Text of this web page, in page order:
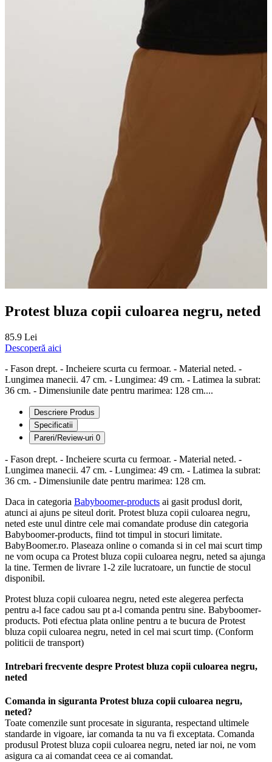
Protest bluza copii culoarea negru, neted
85.9 Lei
Descoperă aici
- Fason drept. - Incheiere scurta cu fermoar. - Material neted. -
Lungimea manecii. 47 cm. - Lungimea: 49 cm. - Latimea la subrat:
36 cm. - Dimensiunile date pentru marimea: 128 cm....
Descriere Produs
Specificatii
Pareri/Review-uri 0
- Fason drept. - Incheiere scurta cu fermoar. - Material neted. -
Lungimea manecii. 47 cm. - Lungimea: 49 cm. - Latimea la subrat:
36 cm. - Dimensiunile date pentru marimea: 128 cm.
Daca in categoria Babyboomer-products ai gasit produsl dorit,
atunci ai ajuns pe siteul dorit. Protest bluza copii culoarea negru,
neted este unul dintre cele mai comandate produse din categoria
Babyboomer-products, fiind tot timpul in stocuri limitate.
BabyBoomer.ro. Plaseaza online o comanda si in cel mai scurt timp
ne vom ocupa ca Protest bluza copii culoarea negru, neted sa ajunga
la tine. Termen de livrare 1-2 zile lucratoare, un functie de stocul
disponibil.
Protest bluza copii culoarea negru, neted este alegerea perfecta
pentru a-l face cadou sau pt a-l comanda pentru sine. Babyboomer-
products. Poti efectua plata online pentru a te bucura de Protest
bluza copii culoarea negru, neted in cel mai scurt timp. (Conform
politicii de transport)
Intrebari frecvente despre Protest bluza copii culoarea negru,
neted
Comanda in siguranta Protest bluza copii culoarea negru,
neted?
Toate comenzile sunt procesate in siguranta, respectand ultimele
standarde in vigoare, iar comanda ta nu va fi exceptata. Comanda
produsul Protest bluza copii culoarea negru, neted iar noi, ne vom
asigura ca ai comandat ceea ce ai comandat.